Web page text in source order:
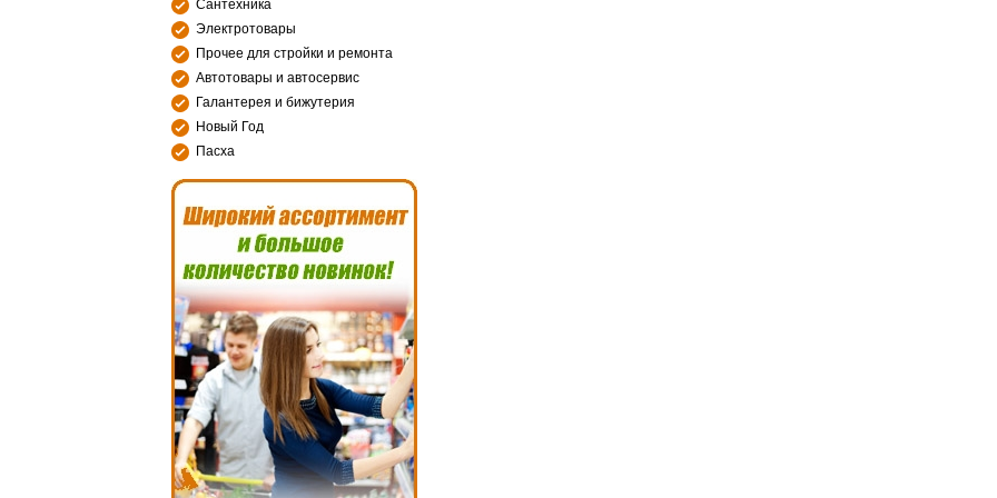
Сантехника
Электротовары
Прочее для стройки и ремонта
Автотовары и автосервис
Галантерея и бижутерия
Новый Год
Пасха